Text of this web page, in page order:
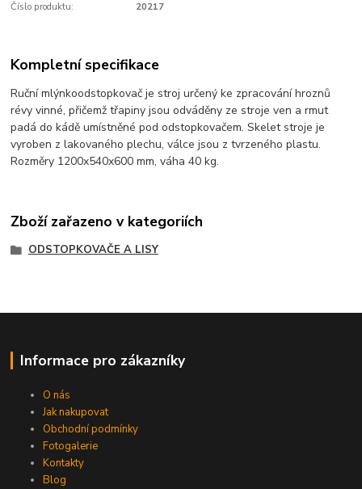
Číslo produktu: 20217
Kompletní specifikace
Ruční mlýnkoodstopkovač je stroj určený ke zpracování hroznů
révy vinné, přičemž třapiny jsou odváděny ze stroje ven a rmut
padá do kádě umístněné pod odstopkovačem. Skelet stroje je
vyroben z lakovaného plechu, válce jsou z tvrzeného plastu.
Rozměry 1200x540x600 mm, váha 40 kg.
Zboží zařazeno v kategoriích
ODSTOPKOVAČE A LISY
Informace pro zákazníky
O nás
Jak nakupovat
Obchodní podmínky
Fotogalerie
Kontakty
Blog